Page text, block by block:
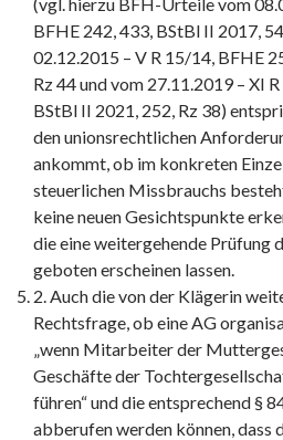
BFHE 242, 433, BStBl II 2017,
02.12.2015 – V R 15/14, BFHE
Rz 44 und vom 27.11.2019 – XI
BStBl II 2021, 252, Rz 38)
den unionsrechtlichen
ankommt, ob im konkreten
steuerlichen Missbrauchs
keine neuen Gesichtspunkte
die eine weitergehende Prüfung
geboten erscheinen lassen.
2. Auch die von der Klägerin
Rechtsfrage, ob eine AG
„wenn Mitarbeiter der
Geschäfte der
führen“ und die entsprechend §
abberufen werden können, dass